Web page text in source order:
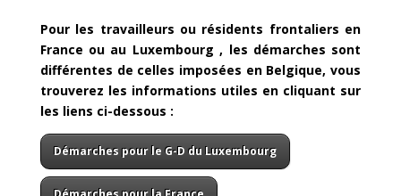
Pour les travailleurs ou résidents frontaliers en
France ou au Luxembourg , les démarches sont
différentes de celles imposées en Belgique, vous
trouverez les informations utiles en cliquant sur
les liens ci-dessous :
Démarches pour le G-D du Luxembourg